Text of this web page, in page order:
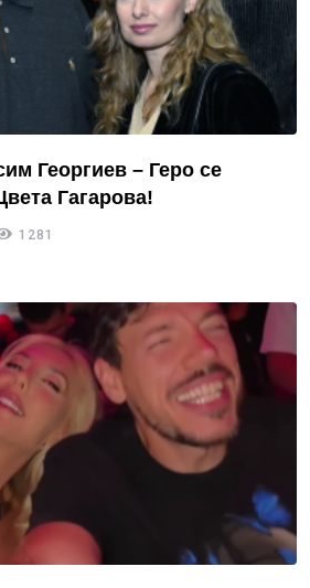
Георгиев – Геро се
Гагарова!
1281